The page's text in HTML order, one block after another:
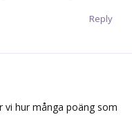
Reply
vi hur många poäng som